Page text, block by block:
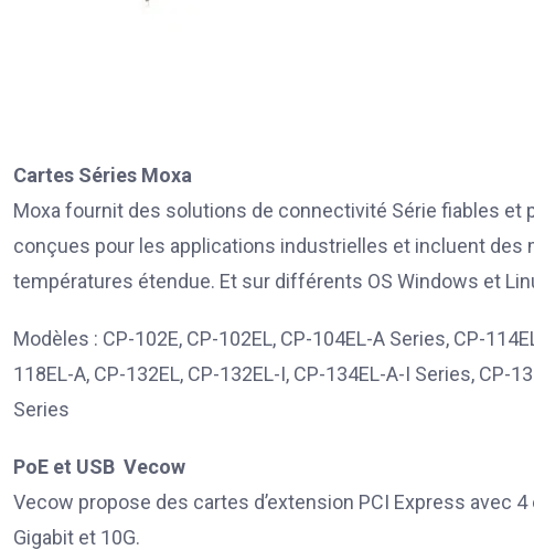
Cartes Séries Moxa
Moxa fournit des solutions de connectivité Série fiables et
conçues pour les applications industrielles et incluent des
températures étendue. Et sur différents OS Windows et
Modèles : CP-102E, CP-102EL, CP-104EL-A Series, CP-
118EL-A, CP-132EL, CP-132EL-I, CP-134EL-A-I Series, CP-
Series
PoE et USB Vecow
Vecow propose des cartes d’extension PCI Express avec
Gigabit et 10G.